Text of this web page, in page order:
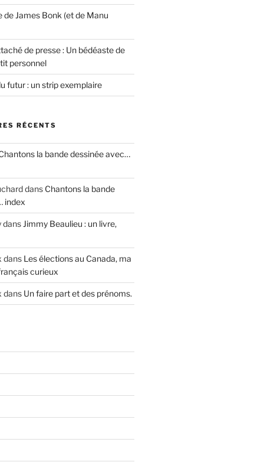
de James Bonk (et de Manu
de presse : Un bédéaste de
personnel
futur : un strip exemplaire
RÉCENTS
la bande dessinée avec…
dans Chantons la bande
index
dans Jimmy Beaulieu : un livre,
dans Les élections au Canada, ma
curieux
dans Un faire part et des prénoms.